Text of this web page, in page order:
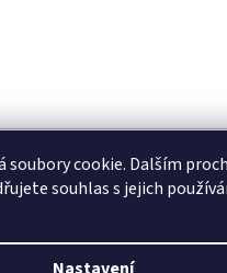
soubory cookie. Dalším
souhlas s jejich
HLEDAT